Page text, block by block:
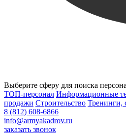
Выберите сферу для поиска
ТОП-персонал Информационные
продажи Строительство Тренинги,
8 (812) 608-6866
info@armyakadrov.ru
заказать звонок